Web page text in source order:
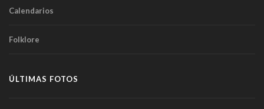
Calendarios
Folklore
ÚLTIMAS FOTOS